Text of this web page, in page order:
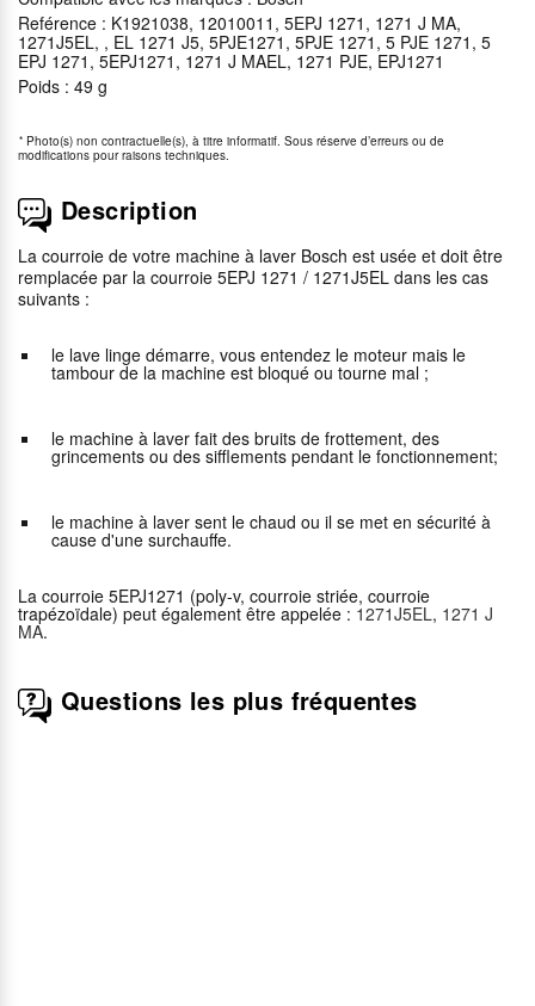
Reférence : K1921038, 12010011, 5EPJ 1271, 1271 J MA,
1271J5EL, , EL 1271 J5, 5PJE1271, 5PJE 1271, 5 PJE 1271, 5
EPJ 1271, 5EPJ1271, 1271 J MAEL, 1271 PJE, EPJ1271
Poids : 49 g
* Photo(s) non contractuelle(s), à titre informatif. Sous réserve d’erreurs ou de
modifications pour raisons techniques.
Description
La courroie de votre machine à laver Bosch est usée et doit être
remplacée par la courroie 5EPJ 1271 / 1271J5EL dans les cas
suivants :
le lave linge démarre, vous entendez le moteur mais le
tambour de la machine est bloqué ou tourne mal ;
le machine à laver fait des bruits de frottement, des
grincements ou des sifflements pendant le fonctionnement;
le machine à laver sent le chaud ou il se met en sécurité à
cause d'une surchauffe.
La courroie 5EPJ1271 (poly-v, courroie striée, courroie
trapézoïdale) peut également être appelée : 1271J5EL, 1271 J
MA.
Questions les plus fréquentes